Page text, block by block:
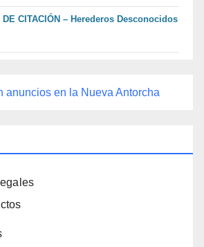
DE CITACIÓN – Herederos Desconocidos